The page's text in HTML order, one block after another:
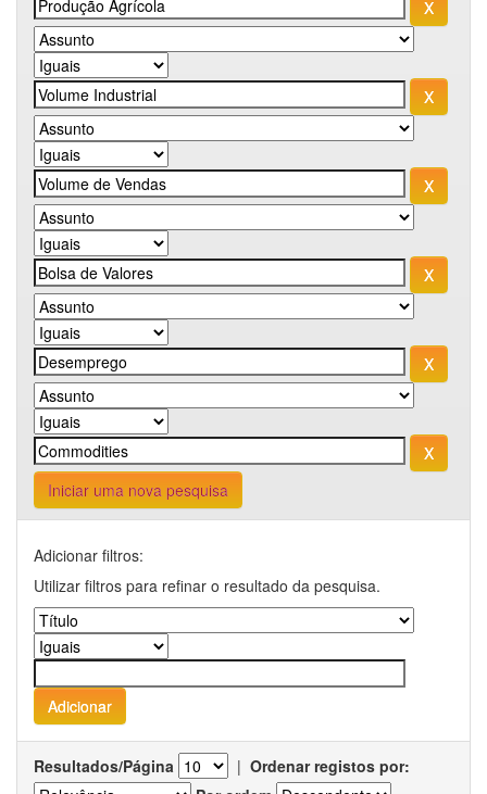
Iniciar uma nova pesquisa
Adicionar filtros:
Utilizar filtros para refinar o resultado da pesquisa.
Resultados/Página | Ordenar registos por: